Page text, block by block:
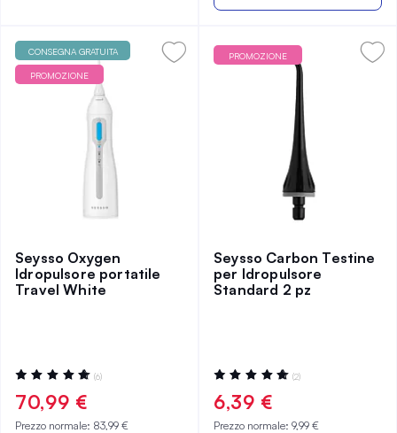
CONSEGNA GRATUITA
PROMOZIONE
Seysso Oxygen
Idropulsore portatile
Travel White
Valutazione:
100%
(6)
70,99 €
Prezzo normale: 83,99 €
PROMOZIONE
Seysso Carbon Testine
per Idropulsore
Standard 2 pz
Valutazione:
100%
(2)
6,39 €
Prezzo normale: 9,99 €